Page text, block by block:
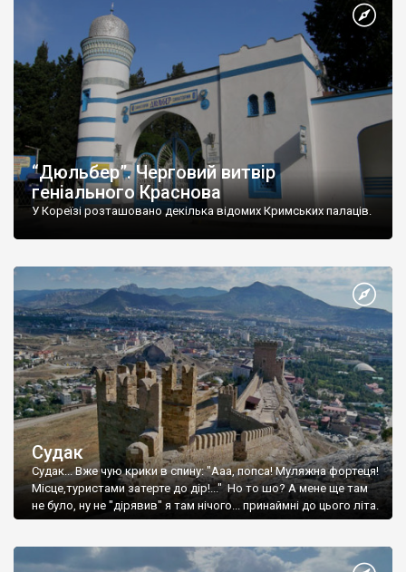
“Дюльбер”. Черговий витвір
геніального Краснова
У Кореїзі розташовано декілька відомих Кримських палаців.
Судак
Судак... Вже чую крики в спину: "Ааа, попса! Муляжна фортеця!
Місце,туристами затерте до дір!..." Но то шо? А мене ще там
не було, ну не "дірявив" я там нічого... принаймні до цього літа.